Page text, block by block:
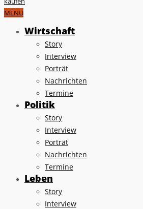
MENÜ
Wirtschaft
Story
Interview
Porträt
Nachrichten
Termine
Politik
Story
Interview
Porträt
Nachrichten
Termine
Leben
Story
Interview